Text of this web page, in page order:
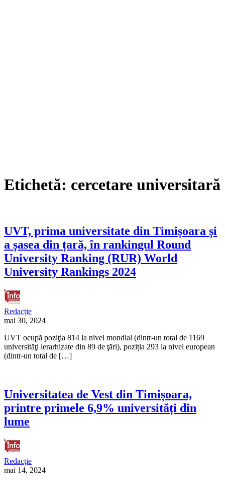
Etichetă: cercetare universitară
UVT, prima universitate din Timișoara și
a șasea din țară, în rankingul Round
University Ranking (RUR) World
University Rankings 2024
Redacție
mai 30, 2024
UVT ocupă poziţia 814 la nivel mondial (dintr-un total de 1169
universităţi ierarhizate din 89 de ţări), poziția 293 la nivel european
(dintr-un total de […]
Universitatea de Vest din Timișoara,
printre primele 6,9% universități din
lume
Redacție
mai 14, 2024